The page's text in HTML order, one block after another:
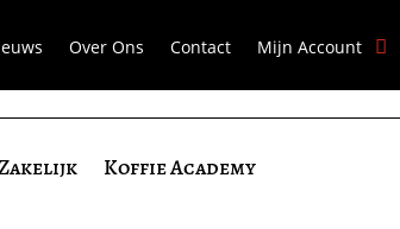
Over Ons Contact Mijn Account
Koffie Academy